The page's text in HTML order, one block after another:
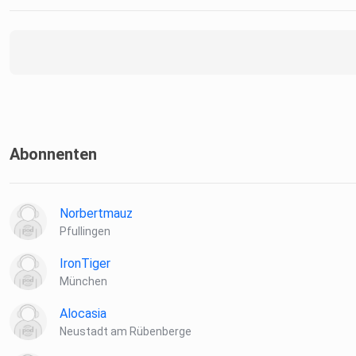
Abonnenten
Norbertmauz
Pfullingen
IronTiger
München
Alocasia
Neustadt am Rübenberge